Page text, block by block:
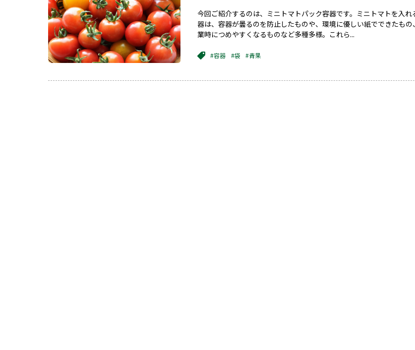
今回ご紹介するのは、ミニトマトパック容器です。ミニトマトを入れ
器は、容器が曇るのを防止したものや、環境に優しい紙でできたもの
業時につめやすくなるものなど多種多様。これら...
#容器 #袋 #青果